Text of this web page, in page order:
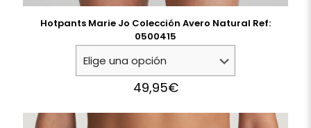
Hotpants Marie Jo Colección Avero Natural Ref:
0500415
49,95€